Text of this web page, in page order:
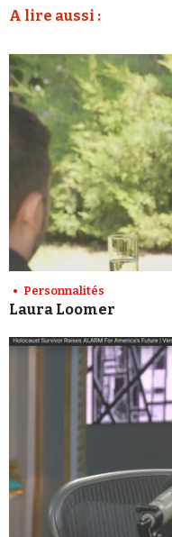
A lire aussi :
Personnalités
Laura Loomer